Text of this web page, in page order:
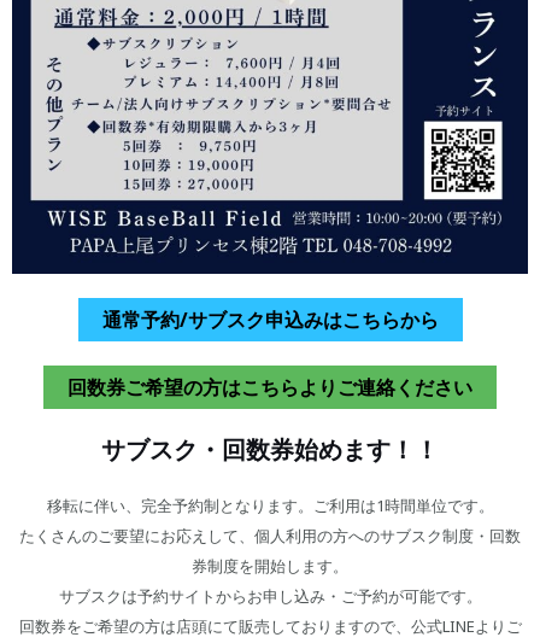
通常予約/サブスク申込みはこちらから
回数券ご希望の方はこちらよりご連絡ください
サブスク・回数券始めます！！
移転に伴い、完全予約制となります。ご利用は1時間単位です。
たくさんのご要望にお応えして、個人利用の方へのサブスク制度・回数
券制度を開始します。
サブスクは予約サイトからお申し込み・ご予約が可能です。
回数券をご希望の方は店頭にて販売しておりますので、公式LINEよりご